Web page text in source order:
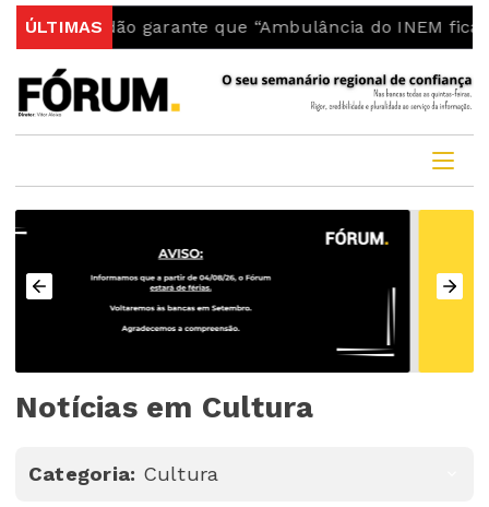
ÚLTIMAS
garante que “Ambulância do INEM fica no concelho”
Notícias em Cultura
Categoria: Cultura